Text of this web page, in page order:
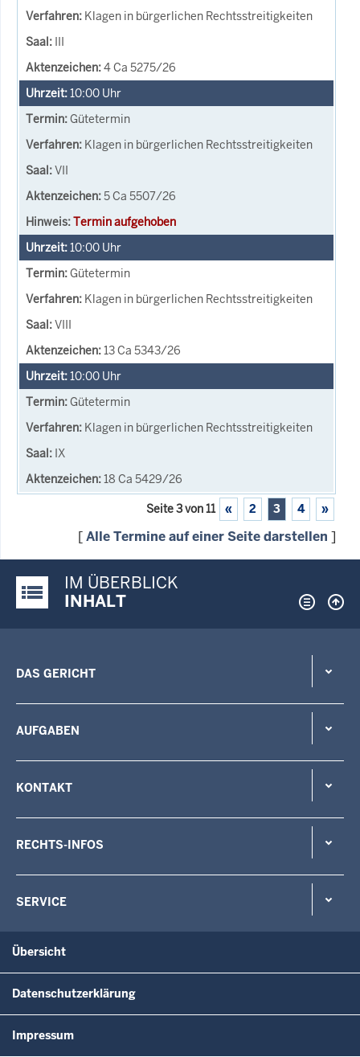
Klagen in bürgerlichen Rechtsstreitigkeiten
III
4 Ca 5275/26
10:00 Uhr
Gütetermin
Klagen in bürgerlichen Rechtsstreitigkeiten
VII
5 Ca 5507/26
Termin aufgehoben
10:00 Uhr
Gütetermin
Klagen in bürgerlichen Rechtsstreitigkeiten
VIII
13 Ca 5343/26
10:00 Uhr
Gütetermin
Klagen in bürgerlichen Rechtsstreitigkeiten
IX
18 Ca 5429/26
Seite 3 von 11 « 2 3 4 »
[Alle Termine auf einer Seite darstellen ]
Justiz-Portal im Überblick:
IM ÜBERBLICK
INHALT
DAS GERICHT
AUFGABEN
KONTAKT
RECHTS-INFOS
SERVICE
Übersicht
Datenschutzerklärung
Impressum